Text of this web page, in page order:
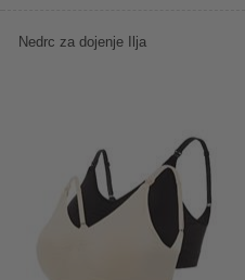
Nedrc za dojenje Ilja